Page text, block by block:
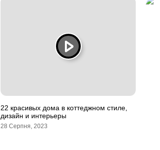
22 красивых дома в коттеджном стиле,
дизайн и интерьеры
28 Серпня, 2023